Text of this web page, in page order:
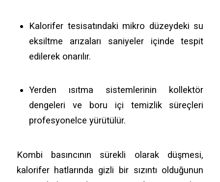
Kalorifer tesisatındaki mikro düzeydeki su
eksiltme arızaları saniyeler içinde tespit
edilerek onarılır.
Yerden ısıtma sistemlerinin kollektör
dengeleri ve boru içi temizlik süreçleri
profesyonelce yürütülür.
Kombi basıncının sürekli olarak düşmesi,
kalorifer hatlarında gizli bir sızıntı olduğunun